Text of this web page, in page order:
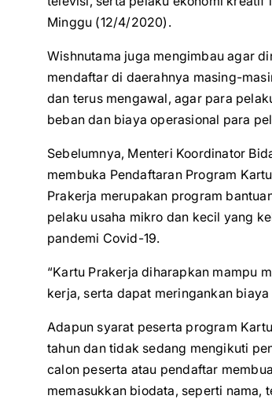
Minggu (12/4/2020).
Wishnutama juga mengimbau agar
mendaftar di daerahnya masing-
dan terus mengawal, agar para
beban dan biaya operasional para
Sebelumnya, Menteri Koordinator
membuka Pendaftaran Program
Prakerja merupakan program
pelaku usaha mikro dan kecil yang
pandemi Covid-19.
“Kartu Prakerja diharapkan mampu
kerja, serta dapat meringankan
Adapun syarat peserta program
tahun dan tidak sedang mengikuti
calon peserta atau pendaftar
memasukkan biodata, seperti nama,